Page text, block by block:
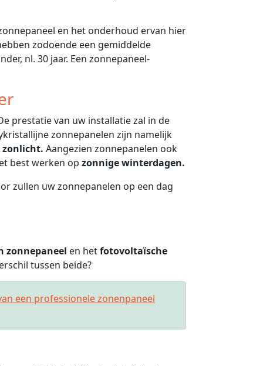
en het onderhoud ervan hier
zodoende een gemiddelde
nl. 30 jaar. Een zonnepaneel-
prestatie van uw installatie zal in de
zonnepanelen zijn namelijk
zonlicht. Aangezien zonnepanelen ook
best werken op zonnige winterdagen.
zullen uw zonnepanelen op een dag
zonnepaneel en hetfotovoltaïsche
tussen beide?
een professionele zonenpaneel